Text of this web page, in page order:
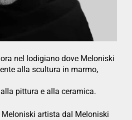
nel lodigiano dove Meloniski
alla scultura in marmo,
pittura e alla ceramica.
artista dal Meloniski